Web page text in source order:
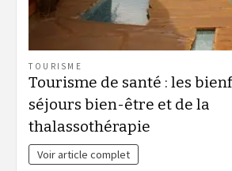
TOURISME
Tourisme de santé : les
séjours bien-être et de la
thalassothérapie
Voir article complet